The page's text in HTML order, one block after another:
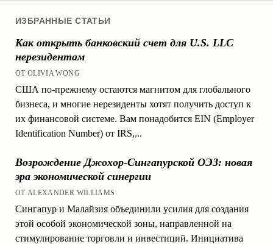
ИЗБРАННЫЕ СТАТЬИ
Как открыть банковский счет для U.S. LLC
нерезидентам
ОТ OLIVIA WONG
США по-прежнему остаются магнитом для глобального
бизнеса, и многие нерезиденты хотят получить доступ к
их финансовой системе. Вам понадобится EIN (Employer
Identification Number) от IRS,...
Возрождение Джохор-Сингапурской ОЭЗ: новая
эра экономической синергии
ОТ ALEXANDER WILLIAMS
Сингапур и Малайзия объединили усилия для создания
этой особой экономической зоны, направленной на
стимулирование торговли и инвестиций. Инициатива